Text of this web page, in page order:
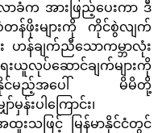
က အားဖြည့်ပေးကာ ဒီ
တန်ဖိုးများကို ကိုင်စွဲလျက်
ဟန်ချက်ညီသောကမ္ဘာလုံး
ယူလုပ်ဆောင်ချက်များကို
ေးနိုင်မည့်အပေါ် မိမိတို့
မှန်းပါကြောင်း၊
ထူးသဖြင့် မြန်မာနိုင်ငံတွင်